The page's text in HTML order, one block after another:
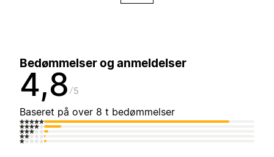
Bedømmelser og anmeldelser
4,8 5
Baseret på over 8 t bedømmelser